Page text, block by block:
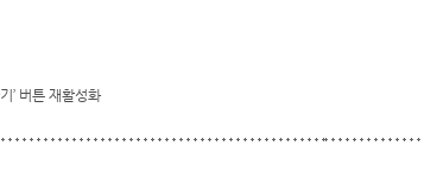
’ 버튼 재활성화